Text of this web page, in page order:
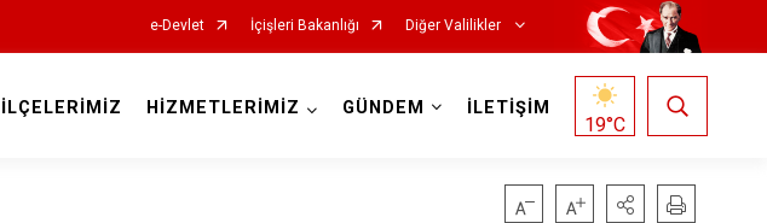
e-Devlet İçişleri Bakanlığı Diğer Valilikler
İLÇELERİMİZ HİZMETLERİMİZ GÜNDEM İLETİŞİM
19°C